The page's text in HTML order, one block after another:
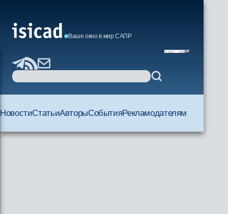
Ваше окно в мир САПР
НовостиСтатьиАвторыСобытияРекламодателям